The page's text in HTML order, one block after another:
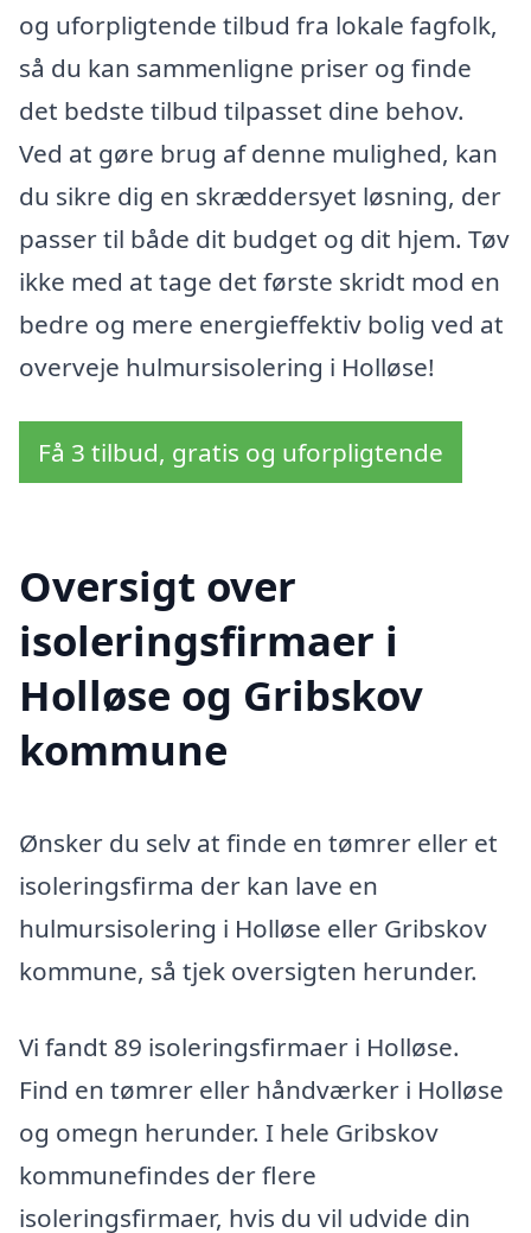
og uforpligtende tilbud fra lokale fagfolk,
så du kan sammenligne priser og finde
det bedste tilbud tilpasset dine behov.
Ved at gøre brug af denne mulighed, kan
du sikre dig en skræddersyet løsning, der
passer til både dit budget og dit hjem. Tøv
ikke med at tage det første skridt mod en
bedre og mere energieffektiv bolig ved at
overveje hulmursisolering i Holløse!
Få 3 tilbud, gratis og uforpligtende
Oversigt over
isoleringsfirmaer i
Holløse og Gribskov
kommune
Ønsker du selv at finde en tømrer eller et
isoleringsfirma der kan lave en
hulmursisolering i Holløse eller Gribskov
kommune, så tjek oversigten herunder.
Vi fandt 89 isoleringsfirmaer i Holløse.
Find en tømrer eller håndværker i Holløse
og omegn herunder. I hele Gribskov
kommunefindes der flere
isoleringsfirmaer, hvis du vil udvide din